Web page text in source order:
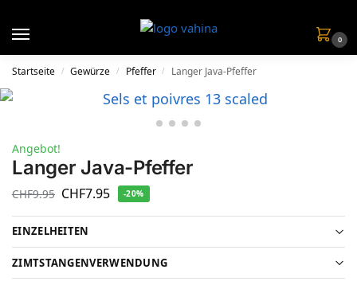
0
Startseite / Gewürze / Pfeffer / Langer Java-Pfeffer
Angebot!
Langer Java-Pfeffer
CHF9.95 CHF7.95 -20%
EINZELHEITEN
ZIMTSTANGENVERWENDUNG